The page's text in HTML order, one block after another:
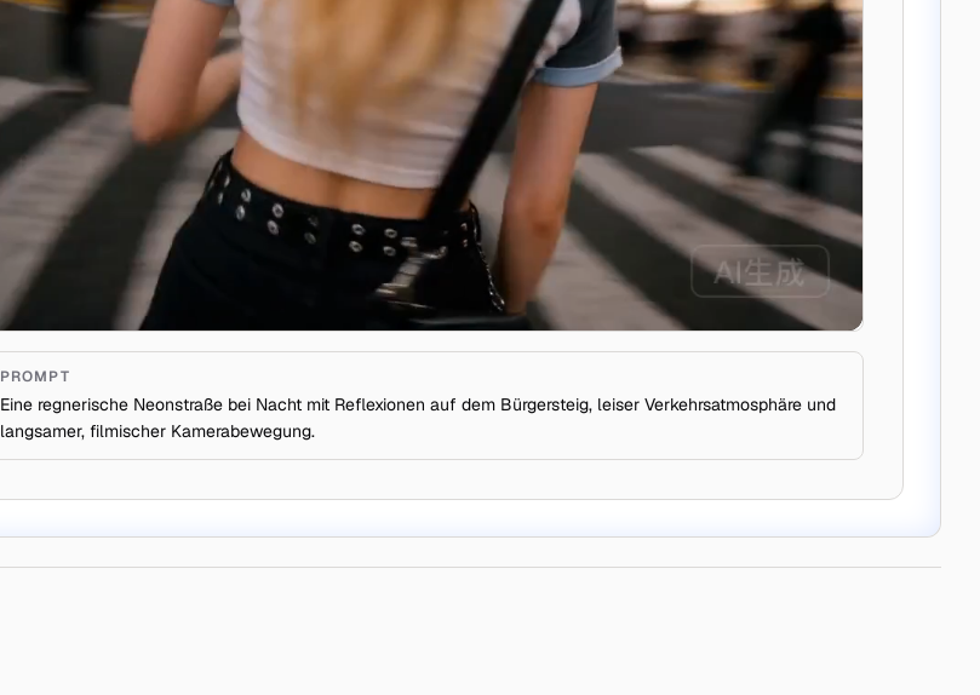
PROMPT
Eine regnerische Neonstraße bei Nacht mit Reflexionen auf dem Bürgersteig, leiser Verkehrsatmosphäre und
langsamer, filmischer Kamerabewegung.